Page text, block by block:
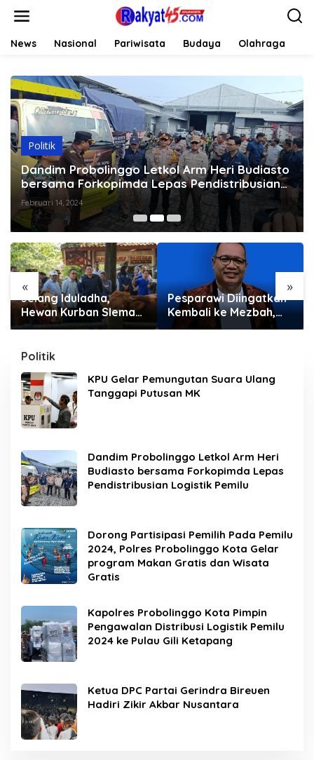
News Nasional Pariwisata Budaya Olahraga
Politik
Dandim Probolinggo Letkol Arm Heri Budiasto
bersama Forkopimda Lepas Pendistribusian
Logistik Pemilu
Februari 14, 2024
« »
Jelang Iduladha,
Hewan Kurban Sleman
Aman dan Stok
Pesparawi Diingatkan
Kembali ke Mezbah,
Bukan Sekadar
Politik
KPU Gelar Pemungutan Suara Ulang
Tanggapi Putusan MK
Dandim Probolinggo Letkol Arm Heri
Budiasto bersama Forkopimda Lepas
Pendistribusian Logistik Pemilu
Dorong Partisipasi Pemilih Pada Pemilu
2024, Polres Probolinggo Kota Gelar
program Makan Gratis dan Wisata
Gratis
Kapolres Probolinggo Kota Pimpin
Pengawalan Distribusi Logistik Pemilu
2024 ke Pulau Gili Ketapang
Ketua DPC Partai Gerindra Bireuen
Hadiri Zikir Akbar Nusantara